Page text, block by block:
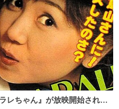
レちゃん』が放映開始された